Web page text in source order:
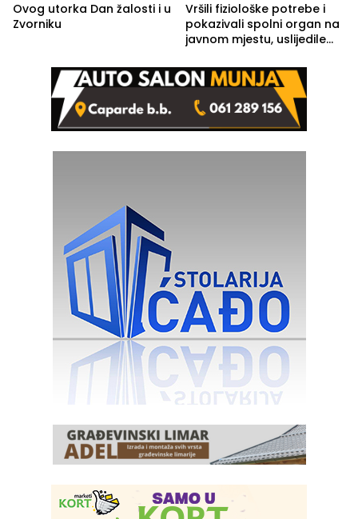
Ovog utorka Dan žalosti i u
Zvorniku
Vršili fiziološke potrebe i
pokazivali spolni organ na
javnom mjestu, uslijedile